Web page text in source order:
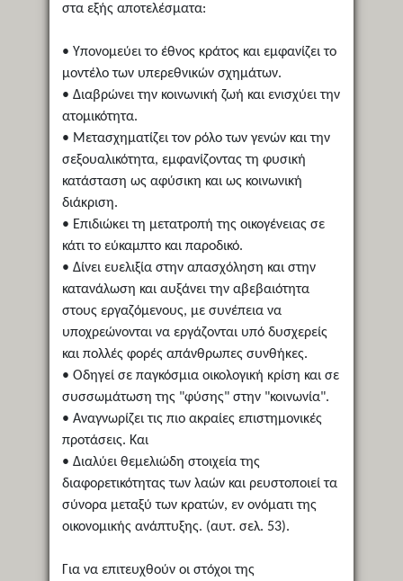
στα εξής αποτελέσματα:
• Υπονομεύει το έθνος κράτος και εμφανίζει το
μοντέλο των υπερεθνικών σχημάτων.
• Διαβρώνει την κοινωνική ζωή και ενισχύει την
ατομικότητα.
• Μετασχηματίζει τον ρόλο των γενών και την
σεξουαλικότητα, εμφανίζοντας τη φυσική
κατάσταση ως αφύσικη και ως κοινωνική
διάκριση.
• Επιδιώκει τη μετατροπή της οικογένειας σε
κάτι το εύκαμπτο και παροδικό.
• Δίνει ευελιξία στην απασχόληση και στην
κατανάλωση και αυξάνει την αβεβαιότητα
στους εργαζόμενους, με συνέπεια να
υποχρεώνονται να εργάζονται υπό δυσχερείς
και πολλές φορές απάνθρωπες συνθήκες.
• Οδηγεί σε παγκόσμια οικολογική κρίση και σε
συσσωμάτωση της "φύσης" στην "κοινωνία".
• Αναγνωρίζει τις πιο ακραίες επιστημονικές
προτάσεις. Και
• Διαλύει θεμελιώδη στοιχεία της
διαφορετικότητας των λαών και ρευστοποιεί τα
σύνορα μεταξύ των κρατών, εν ονόματι της
οικονομικής ανάπτυξης. (αυτ. σελ. 53).
Για να επιτευχθούν οι στόχοι της